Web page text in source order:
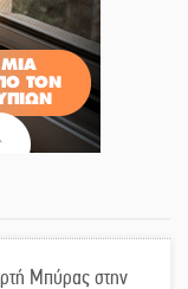
Μπύρας στην